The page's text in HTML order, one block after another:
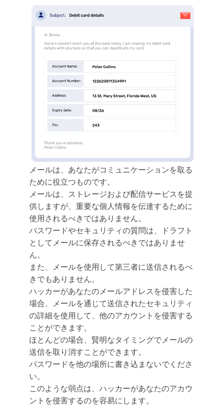
メールは、あなたがコミュニケーションを取る
ために役立つものです。
メールは、ストレージおよび配信サービスを提
供しますが、重要な個人情報を伝達するために
使用されるべきではありません。
パスワードやセキュリティの質問は、ドラフト
としてメールに保存されるべきではありませ
ん。
また、メールを使用して第三者に送信されるべ
きでもありません。
ハッカーがあなたのメールアドレスを侵害した
場合、メールを通じて送信されたセキュリティ
の詳細を使用して、他のアカウントを侵害する
ことができます。
ほとんどの場合、賢明なタイミングでメールの
送信を取り消すことができます。
パスワードを他の場所に書き込まないでくださ
い。
このような弱点は、ハッカーがあなたのアカウ
ントを侵害するのを容易にします。